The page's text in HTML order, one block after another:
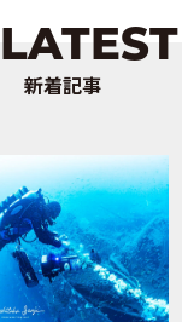
LATEST
新着記事